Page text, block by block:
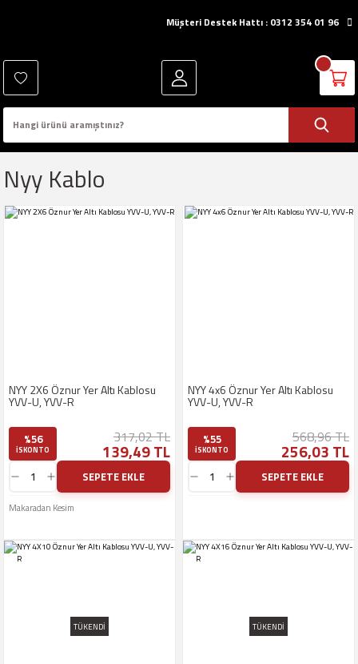
Müşteri Destek Hattı : 0312 354 01 96
Nyy Kablo
NYY 2X6 Öznur Yer Altı Kablosu
YVV-U, YVV-R
%56
ISKONTO
317,02 TL
139,49 TL
SEPETE EKLE
Makaradan Kesim
NYY 4x6 Öznur Yer Altı Kablosu
YVV-U, YVV-R
%55
ISKONTO
568,96 TL
256,03 TL
SEPETE EKLE
TÜKENDİ TÜKENDİ